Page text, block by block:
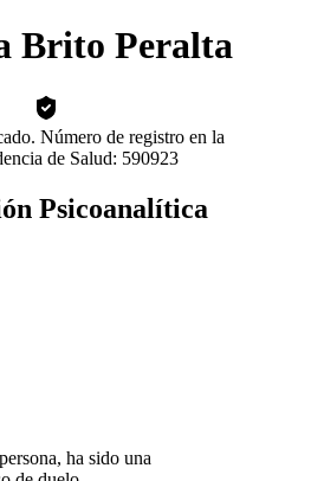
Brito Peralta
Número de registro en la
de Salud: 590923
Psicoanalítica
ha sido una